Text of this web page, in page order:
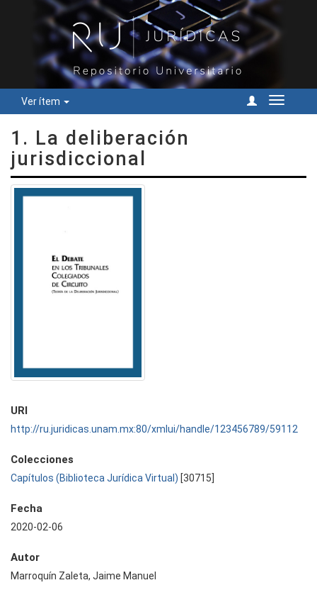
Ver ítem
Cambiar
1. La deliberación
jurisdiccional
URI
http://ru.juridicas.unam.mx:80/xmlui/handle/123456789/59112
Colecciones
Capítulos (Biblioteca Jurídica Virtual) [30715]
Fecha
2020-02-06
Autor
Marroquín Zaleta, Jaime Manuel